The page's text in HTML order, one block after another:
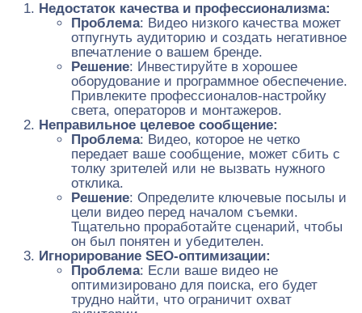
Недостаток качества и профессионализма:
Проблема: Видео низкого качества может
отпугнуть аудиторию и создать негативное
впечатление о вашем бренде.
Решение: Инвестируйте в хорошее
оборудование и программное обеспечение.
Привлеките профессионалов-настройку
света, операторов и монтажеров.
Неправильное целевое сообщение:
Проблема: Видео, которое не четко
передает ваше сообщение, может сбить с
толку зрителей или не вызвать нужного
отклика.
Решение: Определите ключевые посылы и
цели видео перед началом съемки.
Тщательно проработайте сценарий, чтобы
он был понятен и убедителен.
Игнорирование SEO-оптимизации:
Проблема: Если ваше видео не
оптимизировано для поиска, его будет
трудно найти, что ограничит охват